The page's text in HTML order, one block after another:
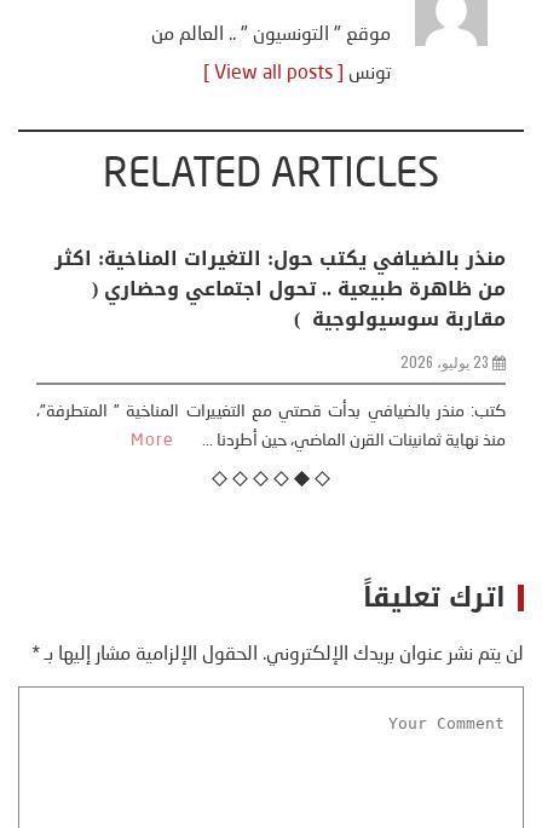
موقع " التونسيون " .. العالم من
تونس
RELATED ARTICLES
منذر بالضيافي يكتب حول: التغيرات المناخية: اكثر
من ظاهرة طبيعية .. تحول اجتماعي وحضاري (
مقاربة سوسيولوجية )
23 يوليو، 2026
كتب: منذر بالضيافي بدأت قصتي مع التغييرات المناخية ” المتطرفة”،
منذ نهاية ثمانينات القرن الماضي، حين أطردنا ...
More
اترك تعليقاً
لن يتم نشر عنوان بريدك الإلكتروني. الحقول الإلزامية مشار إليها بـ*